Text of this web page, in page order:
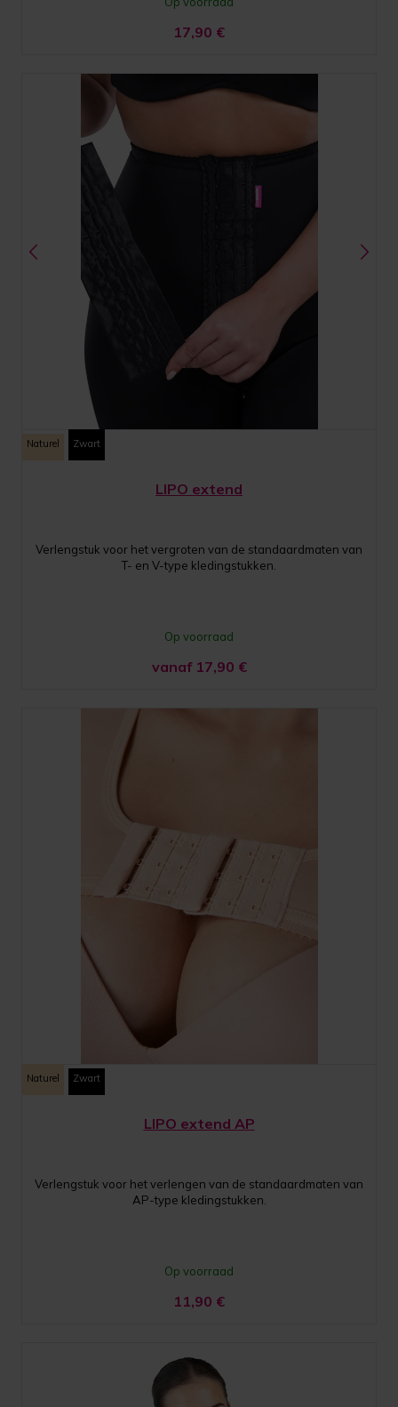
17,90 €
Naturel Zwart
LIPO extend
Verlengstuk voor het vergroten van de standaardmaten van
T- en V-type kledingstukken.
Op voorraad
vanaf 17,90 €
Naturel Zwart
LIPO extend AP
Verlengstuk voor het verlengen van de standaardmaten van
AP-type kledingstukken.
Op voorraad
11,90 €